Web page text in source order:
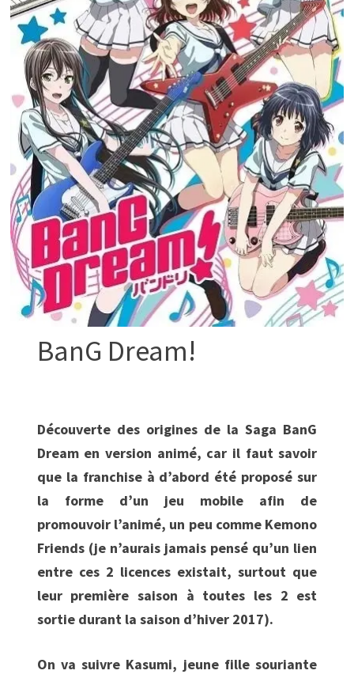
BanG Dream!
Découverte des origines de la Saga BanG
Dream en version animé, car il faut savoir
que la franchise à d’abord été proposé sur
la forme d’un jeu mobile afin de
promouvoir l’animé, un peu comme Kemono
Friends (je n’aurais jamais pensé qu’un lien
entre ces 2 licences existait, surtout que
leur première saison à toutes les 2 est
sortie durant la saison d’hiver 2017).
On va suivre Kasumi, jeune fille souriante